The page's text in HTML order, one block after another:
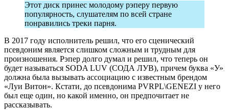
Этот диск принес молодому рэперу первую
популярность, слушателям по всей стране
понравились треки парня.
В 2017 году исполнитель решил, что его сценический
псевдоним является слишком сложным и трудным для
произношения. Рэпер долго думал и решил, что теперь он
будет называться SODA LUV (СОДА ЛУВ), причем буква «У»
должна была вызывать ассоциацию с известным брендом
«Луи Витон». Кстати, до псевдонима PVRPL\GENEZI у него
был еще один, но какой именно, он предпочитает не
рассказывать.